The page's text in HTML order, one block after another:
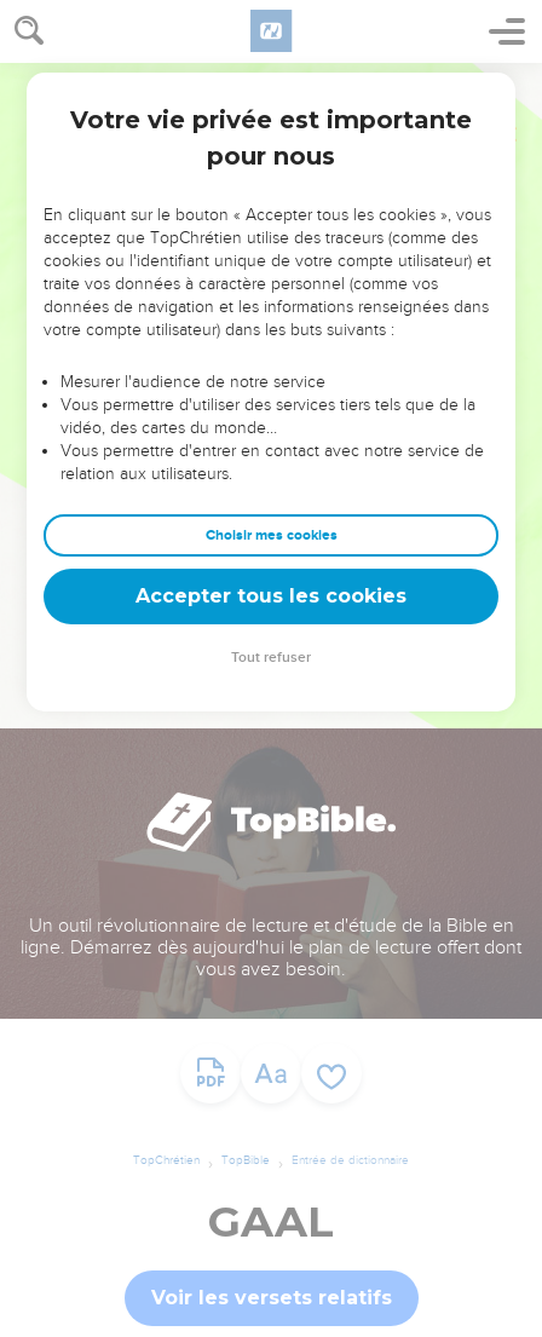
NE MANQUEZ PAS L’ÉVÉNEMENT
DE L’ANNÉE !
ET SI LEURS ERREURS POUVAIENT VOUS ÉVITER LES
VOTRES ?
leur foi ou leur vision. Mais on voit moins les doutes, les erreurs
et les saisons difficiles qu'ils ont traversés, alors même que ce
sont elles qui les ont façonnés.
Dans cette conférence, leaders, entrepreneurs, et responsables
clés pour avancer avec plus de sagesse afin que leurs erreurs
deviennent vos tremplins. Que vous guidiez un ministère, une
équipe, un groupe ou une famille, leur expérience est faite
Un outil révolutionnaire de lecture et d'étude de la Bible en
ligne. Démarrez dès aujourd'hui le plan de lecture offert dont
vous avez besoin.
TopChrétien TopBible Entrée de dictionnaire
GAAL
Voir les versets relatifs
Votre vie privée est importante
pour nous
En cliquant sur le bouton « Accepter tous les cookies », vous
acceptez que TopChrétien utilise des traceurs (comme des
cookies ou l'identifiant unique de votre compte utilisateur) et
traite vos données à caractère personnel (comme vos
données de navigation et les informations renseignées dans
votre compte utilisateur) dans les buts suivants :
Mesurer l'audience de notre service
Vous permettre d'utiliser des services tiers tels que de la
vidéo, des cartes du monde…
Vous permettre d'entrer en contact avec notre service de
relation aux utilisateurs.
Choisir mes cookies
Accepter tous les cookies
Tout refuser